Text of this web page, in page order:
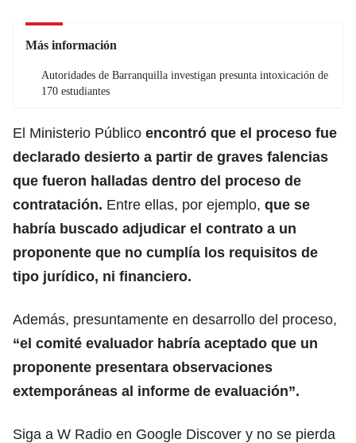
Más información
Autoridades de Barranquilla investigan presunta intoxicación de
170 estudiantes
El Ministerio Público encontró que el proceso fue
declarado desierto a partir de graves falencias
que fueron halladas dentro del proceso de
contratación. Entre ellas, por ejemplo, que se
habría buscado adjudicar el contrato a un
proponente que no cumplía los requisitos de
tipo jurídico, ni financiero.
Además, presuntamente en desarrollo del proceso,
“el comité evaluador habría aceptado que un
proponente presentara observaciones
extemporáneas al informe de evaluación”.
Siga a W Radio en Google Discover y no se pierda